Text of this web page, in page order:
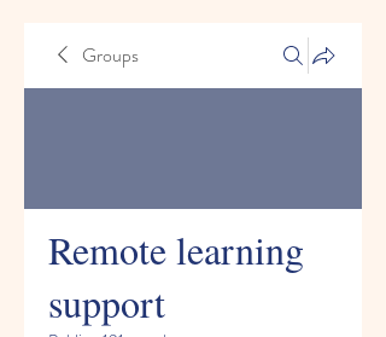
Groups
Remote learning
support